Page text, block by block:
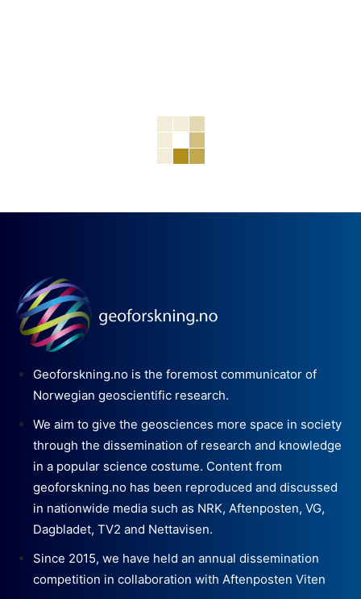
Geoforskning.no is the foremost communicator of
Norwegian geoscientific research.
We aim to give the geosciences more space in society
through the dissemination of research and knowledge
in a popular science costume. Content from
geoforskning.no has been reproduced and discussed
in nationwide media such as NRK, Aftenposten, VG,
Dagbladet, TV2 and Nettavisen.
Since 2015, we have held an annual dissemination
competition in collaboration with Aftenposten Viten